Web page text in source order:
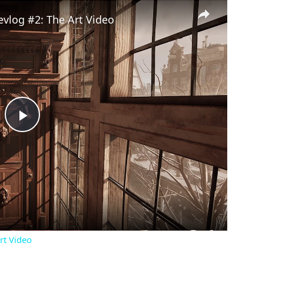
Play
Video
#2: The Art Video
Video